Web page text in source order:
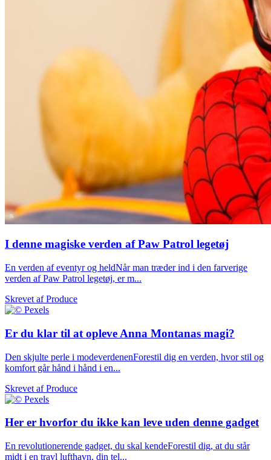
I denne magiske verden af Paw Patrol legetøj
En verden af eventyr og heldNår man træder ind i den farverige
verden af Paw Patrol legetøj, er m...
Skrevet afProduce
Er du klar til at opleve Anna Montanas magi?
Den skjulte perle i modeverdenenForestil dig en verden, hvor stil og
komfort går hånd i hånd i en...
Skrevet afProduce
Her er hvorfor du ikke kan leve uden denne gadget
En revolutionerende gadget, du skal kendeForestil dig, at du står
midt i en travl lufthavn, din tel...